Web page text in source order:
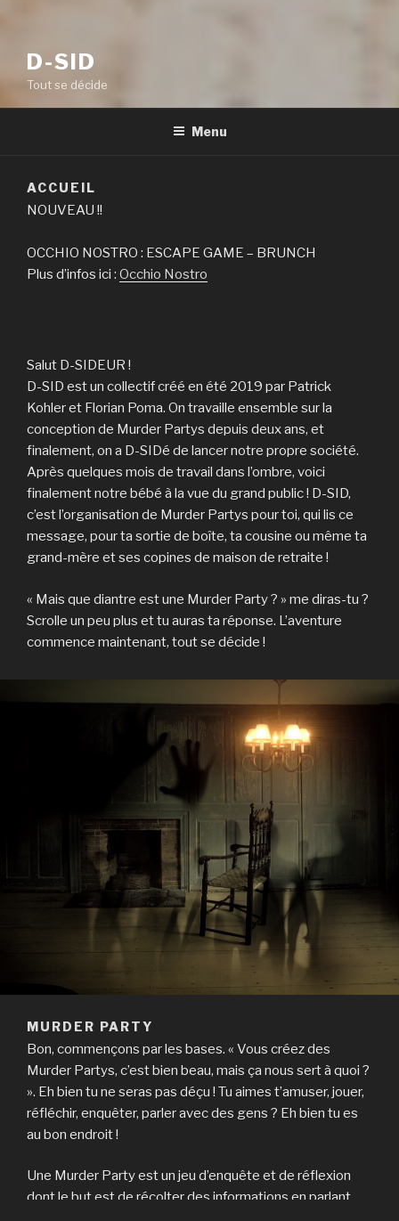
D-SID
Tout se décide
Menu
ACCUEIL
NOUVEAU !!
OCCHIO NOSTRO : ESCAPE GAME – BRUNCH
Plus d’infos ici : Occhio Nostro
Salut D-SIDEUR !
D-SID est un collectif créé en été 2019 par Patrick
Kohler et Florian Poma. On travaille ensemble sur la
conception de Murder Partys depuis deux ans, et
finalement, on a D-SIDé de lancer notre propre société.
Après quelques mois de travail dans l’ombre, voici
finalement notre bébé à la vue du grand public ! D-SID,
c’est l’organisation de Murder Partys pour toi, qui lis ce
message, pour ta sortie de boîte, ta cousine ou même ta
grand-mère et ses copines de maison de retraite !
« Mais que diantre est une Murder Party ? » me diras-tu ?
Scrolle un peu plus et tu auras ta réponse. L’aventure
commence maintenant, tout se décide !
MURDER PARTY
Bon, commençons par les bases. « Vous créez des
Murder Partys, c’est bien beau, mais ça nous sert à quoi ?
». Eh bien tu ne seras pas déçu ! Tu aimes t’amuser, jouer,
réfléchir, enquêter, parler avec des gens ? Eh bien tu es
au bon endroit !
Une Murder Party est un jeu d’enquête et de réflexion
dont le but est de récolter des informations en parlant